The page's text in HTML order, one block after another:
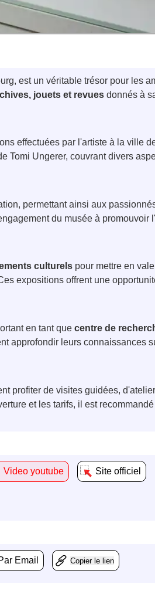
est un véritable trésor pour les
jouets et revues donnés à
effectuées par l'artiste à la ville
Tomi Ungerer, couvrant divers
permettant ainsi aux
du musée à promouvoir
culturels pour mettre en
expositions offrent une
en tant que centre de
approfondir leurs connaissances
profiter de visites guidées,
et les tarifs, il est
Video youtube Site officiel
Email Copier le lien